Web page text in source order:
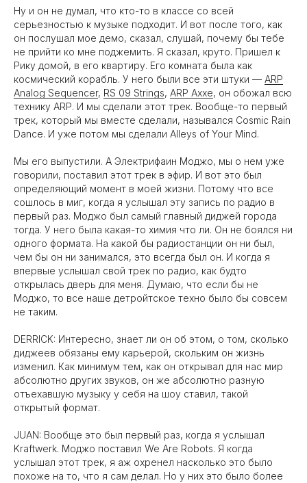
Ну и он не думал, что кто-то в классе со всей
серьезностью к музыке подходит. И вот после того, как
он послушал мое демо, сказал, слушай, почему бы тебе
не прийти ко мне поджемить. Я сказал, круто. Пришел к
Рику домой, в его квартиру. Его комната была как
космический корабль. У него были все эти штуки — ARP
Analog Sequencer, RS 09 Strings, ARP Axxe, он обожал всю
технику ARP. И мы сделали этот трек. Вообще-то первый
трек, который мы вместе сделали, назывался Cosmic Rain
Dance. И уже потом мы сделали Alleys of Your Mind.
Мы его выпустили. А Электрифаин Моджо, мы о нем уже
говорили, поставил этот трек в эфир. И вот это был
определяющий момент в моей жизни. Потому что все
сошлось в миг, когда я услышал эту запись по радио в
первый раз. Моджо был самый главный диджей города
тогда. У него была какая-то химия что ли. Он не боялся ни
одного формата. На какой бы радиостанции он ни был,
чем бы он ни занимался, это всегда был он. И когда я
впервые услышал свой трек по радио, как будто
открылась дверь для меня. Думаю, что если бы не
Моджо, то все наше детройтское техно было бы совсем
не таким.
DERRICK: Интересно, знает ли он об этом, о том, сколько
диджеев обязаны ему карьерой, скольким он жизнь
изменил. Как минимум тем, как он открывал для нас мир
абсолютно других звуков, он же абсолютно разную
отъехавшую музыку у себя на шоу ставил, такой
открытый формат.
JUAN: Вообще это был первый раз, когда я услышал
Kraftwerk. Моджо поставил We Are Robots. Я когда
услышал этот трек, я аж охренел насколько это было
похоже на то, что я сам делал. Но у них это было более